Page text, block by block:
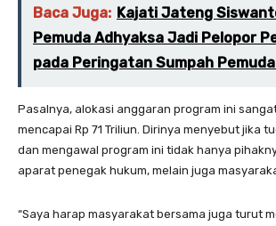
Baca Juga: Kajati Jateng
Pemuda Adhyaksa Jadi Pelopor
pada Peringatan Sumpah
Pasalnya, alokasi anggaran program ini
mencapai Rp 71 Triliun. Dirinya menyebut jika
dan mengawal program ini tidak hanya
aparat penegak hukum, melain juga
“Saya harap masyarakat bersama juga turut